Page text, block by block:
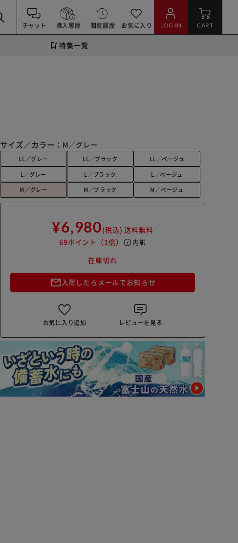
チャット 購入履歴 閲覧履歴 お気に入り LOG IN CART
特集一覧
サイズ／カラー： M／グレー
LL／グレー LL／ブラック
LL／ベージュ
L／グレー
L／ブラック
L／ベージュ
M／グレー
M／ブラック M／ベージュ
¥6,980(税込) 送料無料
69ポイント （1倍） info 内訳
在庫切れ
mail_outline 入荷したらメールでお知らせ
お気に入り追加 レビューを見る